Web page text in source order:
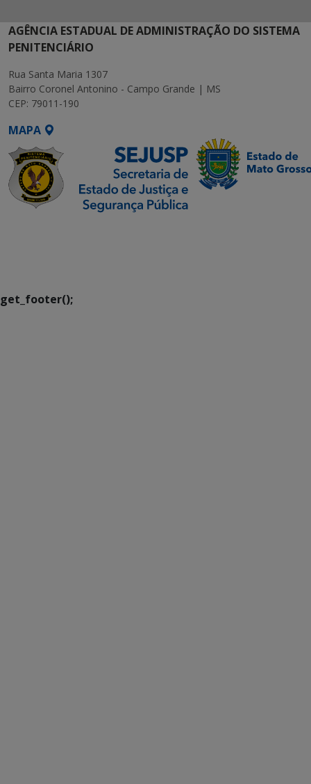
AGÊNCIA ESTADUAL DE ADMINISTRAÇÃO DO SISTEMA
PENITENCIÁRIO
Rua Santa Maria 1307
Bairro Coronel Antonino - Campo Grande | MS
CEP: 79011-190
MAPA
get_footer();